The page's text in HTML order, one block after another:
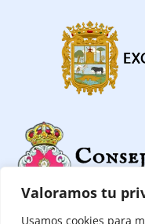
Valoramos tu
Usamos cookies para